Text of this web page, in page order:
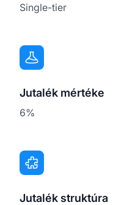
Single-tier
Jutalék mértéke
6%
Jutalék struktúra